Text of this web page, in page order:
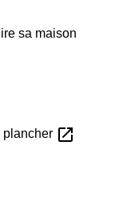
sa maison
plancher open_in_new